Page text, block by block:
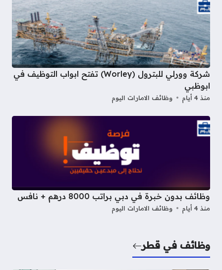
شركة وورلي للبترول (Worley) تفتح ابواب التوظيف في
ابوظبي
منذ 4 أيام وظائف الامارات اليوم
وظائف بدون خبرة في دبي براتب 8000 درهم + نافس
منذ 4 أيام وظائف الامارات اليوم
وظائف في قطر